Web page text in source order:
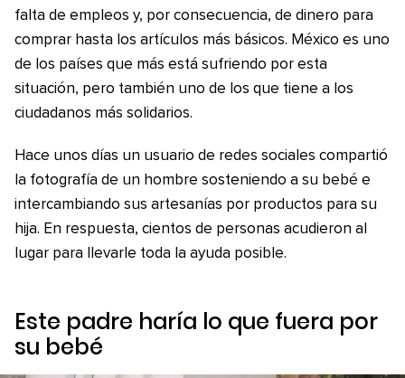
falta de empleos y, por consecuencia, de dinero para
comprar hasta los artículos más básicos. México es uno
de los países que más está sufriendo por esta
situación, pero también uno de los que tiene a los
ciudadanos más solidarios.
Hace unos días un usuario de redes sociales compartió
la fotografía de un hombre sosteniendo a su bebé e
intercambiando sus artesanías por productos para su
hija. En respuesta, cientos de personas acudieron al
lugar para llevarle toda la ayuda posible.
Este padre haría lo que fuera por
su bebé